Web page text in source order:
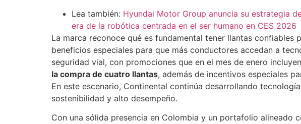
Lea también: Hyundai Motor Group anuncia su estrategia
era de la robótica centrada en el ser humano en CES 2026
La marca reconoce qué es fundamental tener llantas
beneficios especiales para que más conductores accedan a
seguridad vial, con promociones que en el mes de enero incluyen
la compra de cuatro llantas, además de incentivos especiales
En este escenario, Continental continúa desarrollando
sostenibilidad y alto desempeño.
Con una sólida presencia en Colombia y un portafolio alineado